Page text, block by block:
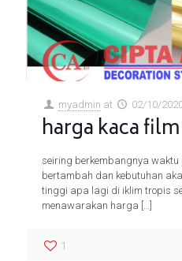
myadmin at 02/10/
harga kaca film
seiring berkembangnya
bertambah dan kebutuhan
tinggi apa lagi di iklim tropis
menawarakan harga […]
1